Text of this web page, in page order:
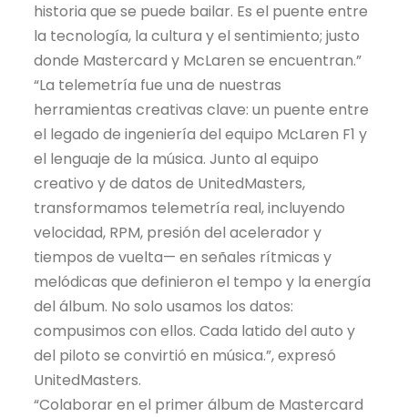
historia que se puede bailar. Es el puente entre
la tecnología, la cultura y el sentimiento; justo
donde Mastercard y McLaren se encuentran.”
“La telemetría fue una de nuestras
herramientas creativas clave: un puente entre
el legado de ingeniería del equipo McLaren F1 y
el lenguaje de la música. Junto al equipo
creativo y de datos de UnitedMasters,
transformamos telemetría real, incluyendo
velocidad, RPM, presión del acelerador y
tiempos de vuelta— en señales rítmicas y
melódicas que definieron el tempo y la energía
del álbum. No solo usamos los datos:
compusimos con ellos. Cada latido del auto y
del piloto se convirtió en música.”, expresó
UnitedMasters.
“Colaborar en el primer álbum de Mastercard